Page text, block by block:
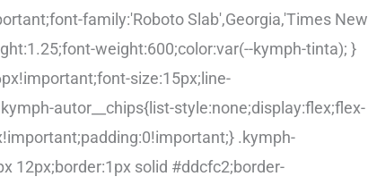
family:'Roboto Slab',Georgia,'Times New
weight:600;color:var(--kymph-tinta); }
size:15px;line-
autor__chips{list-style:none;display:flex;flex-
.kymph-
12px;border:1px solid #ddcfc2;border-